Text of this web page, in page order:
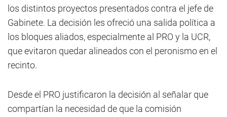
los distintos proyectos presentados contra el jefe de
Gabinete. La decisión les ofreció una salida política a
los bloques aliados, especialmente al PRO y la UCR,
que evitaron quedar alineados con el peronismo en el
recinto.
Desde el PRO justificaron la decisión al señalar que
compartían la necesidad de que la comisión